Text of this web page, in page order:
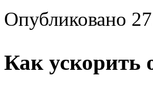
Опубликовано
Как ускорить